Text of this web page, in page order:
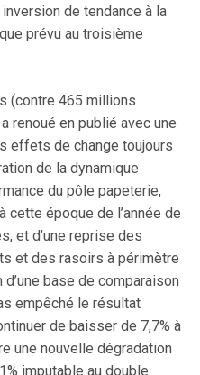
de tendance à la
prévu au troisième
(contre 465 millions
renoué en publié avec une
effets de change toujours
de la dynamique
du pôle papeterie,
époque de l’année de
et d’une reprise des
et des rasoirs à périmètre
base de comparaison
empêché le résultat
de baisser de 7,7% à
une nouvelle dégradation
imputable au double